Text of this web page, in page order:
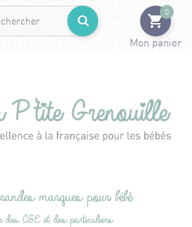
0
Mon panier
marques pour bébé
des CSE et des particuliers